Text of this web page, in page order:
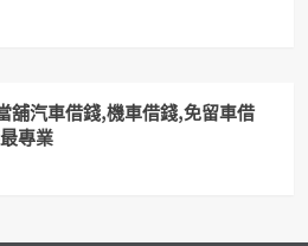
舖汽車借錢,機車借錢,免留車借
專業